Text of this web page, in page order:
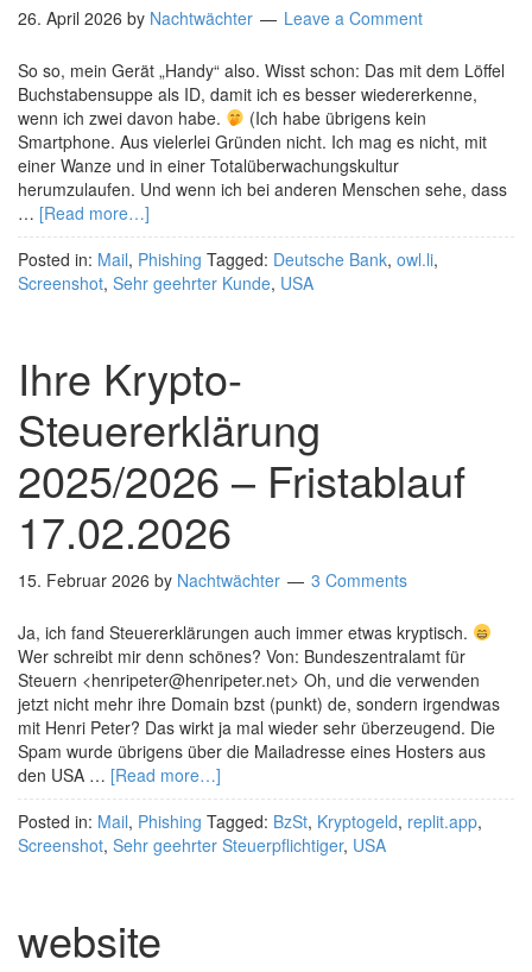
26. April 2026 by Nachtwächter Leave a Comment
So so, mein Gerät „Handy“ also. Wisst schon: Das mit dem Löffel
Buchstabensuppe als ID, damit ich es besser wiedererkenne,
wenn ich zwei davon habe.
(Ich habe übrigens kein
Smartphone. Aus vielerlei Gründen nicht. Ich mag es nicht, mit
einer Wanze und in einer Totalüberwachungskultur
herumzulaufen. Und wenn ich bei anderen Menschen sehe, dass
… [Read more…]
Posted in: Mail, Phishing Tagged: Deutsche Bank, owl.li,
Screenshot, Sehr geehrter Kunde, USA
Ihre Krypto-
Steuererklärung
2025/2026 – Fristablauf
17.02.2026
15. Februar 2026 by Nachtwächter 3 Comments
Ja, ich fand Steuererklärungen auch immer etwas kryptisch.
Wer schreibt mir denn schönes? Von: Bundeszentralamt für
Steuern <henripeter@henripeter.net> Oh, und die verwenden
jetzt nicht mehr ihre Domain bzst (punkt) de, sondern irgendwas
mit Henri Peter? Das wirkt ja mal wieder sehr überzeugend. Die
Spam wurde übrigens über die Mailadresse eines Hosters aus
den USA … [Read more…]
Posted in: Mail, Phishing Tagged: BzSt, Kryptogeld, replit.app,
Screenshot, Sehr geehrter Steuerpflichtiger, USA
website